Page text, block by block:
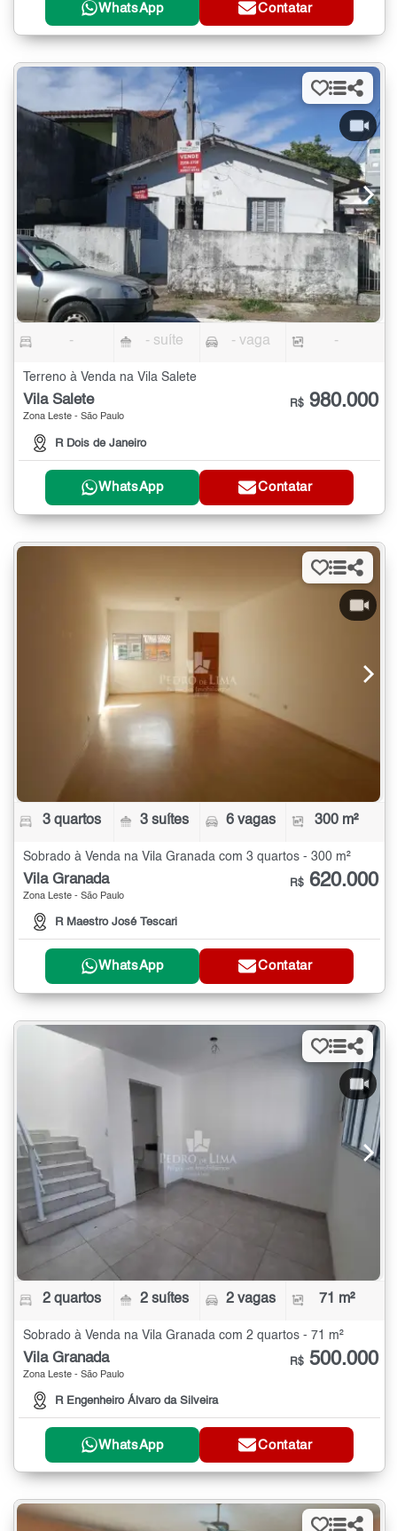
WhatsApp Contatar
- - suíte - vaga -
Terreno à Venda na Vila Salete
Vila Salete
Zona Leste - São Paulo
R Dois de Janeiro
R$ 980.000
WhatsApp Contatar
3 quartos 3 suítes 6 vagas 300 m²
Sobrado à Venda na Vila Granada com 3 quartos - 300 m²
Vila Granada
Zona Leste - São Paulo
R Maestro José Tescari
R$ 620.000
WhatsApp Contatar
2 quartos 2 suítes 2 vagas 71 m²
Sobrado à Venda na Vila Granada com 2 quartos - 71 m²
Vila Granada
Zona Leste - São Paulo
R Engenheiro Álvaro da Silveira
R$ 500.000
WhatsApp Contatar